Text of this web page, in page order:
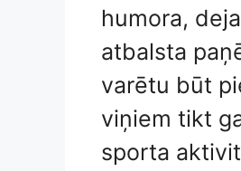
humora,
atbalsta
varētu būt
viņiem tikt
sporta